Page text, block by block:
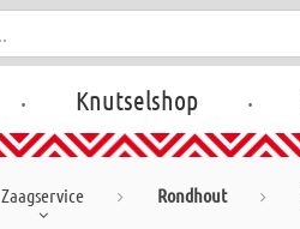
. Knutselshop .
Zaagservice Rondhout